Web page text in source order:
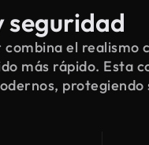
seguridad
el
más rápido. Esta